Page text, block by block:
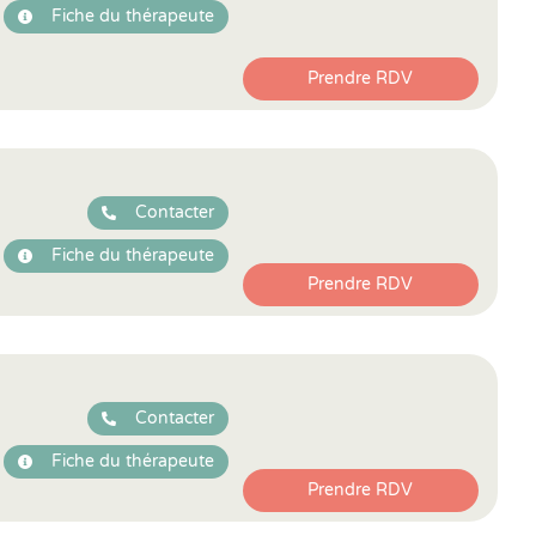
Fiche du thérapeute
Prendre RDV
Contacter
Fiche du thérapeute
Prendre RDV
Contacter
Fiche du thérapeute
Prendre RDV